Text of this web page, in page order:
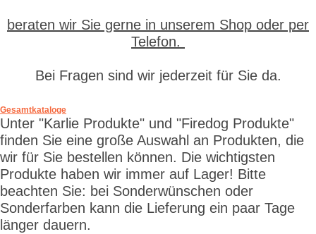
beraten wir Sie gerne in unserem Shop oder per
Telefon.
Bei Fragen sind wir jederzeit für Sie da.
Gesamtkataloge
Unter "Karlie Produkte" und "Firedog Produkte"
finden Sie eine große Auswahl an Produkten, die
wir für Sie bestellen können. Die wichtigsten
Produkte haben wir immer auf Lager! Bitte
beachten Sie: bei Sonderwünschen oder
Sonderfarben kann die Lieferung ein paar Tage
länger dauern.